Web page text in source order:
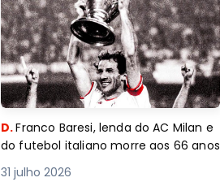
D.Franco Baresi, lenda do AC Milan e
do futebol italiano morre aos 66 anos
31 julho 2026